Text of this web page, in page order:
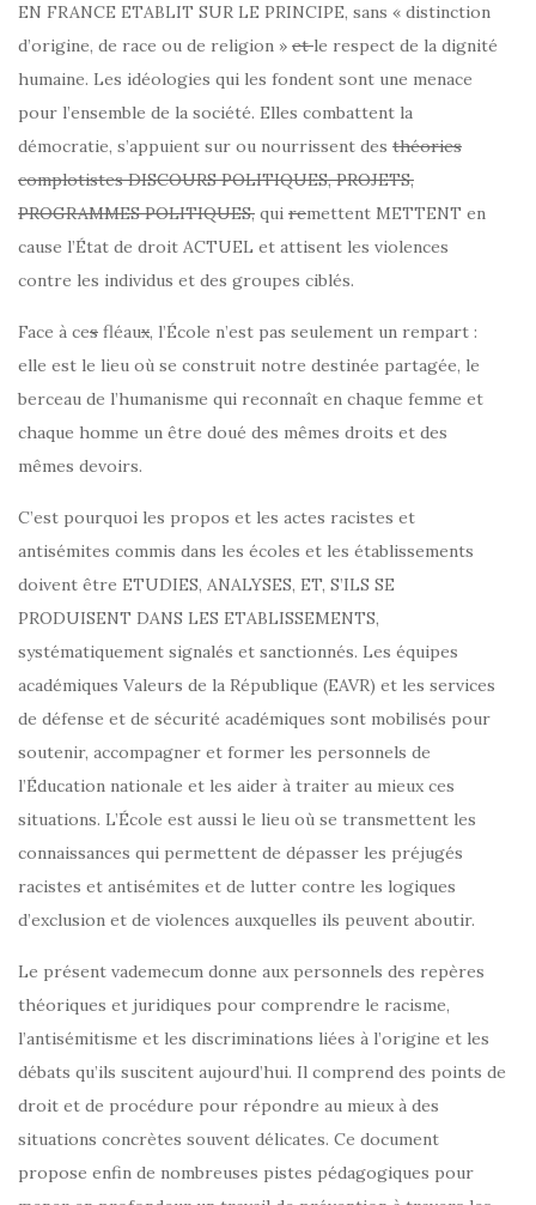
EN FRANCE ETABLIT SUR LE PRINCIPE, sans « distinction
d’origine, de race ou de religion » et le respect de la dignité
humaine. Les idéologies qui les fondent sont une menace
pour l’ensemble de la société. Elles combattent la
démocratie, s’appuient sur ou nourrissent des théories
complotistes DISCOURS POLITIQUES, PROJETS,
PROGRAMMES POLITIQUES, qui remettent METTENT en
cause l’État de droit ACTUEL et attisent les violences
contre les individus et des groupes ciblés.
Face à ces fléaux, l’École n’est pas seulement un rempart :
elle est le lieu où se construit notre destinée partagée, le
berceau de l’humanisme qui reconnaît en chaque femme et
chaque homme un être doué des mêmes droits et des
mêmes devoirs.
C’est pourquoi les propos et les actes racistes et
antisémites commis dans les écoles et les établissements
doivent être ETUDIES, ANALYSES, ET, S’ILS SE
PRODUISENT DANS LES ETABLISSEMENTS,
systématiquement signalés et sanctionnés. Les équipes
académiques Valeurs de la République (EAVR) et les services
de défense et de sécurité académiques sont mobilisés pour
soutenir, accompagner et former les personnels de
l’Éducation nationale et les aider à traiter au mieux ces
situations. L’École est aussi le lieu où se transmettent les
connaissances qui permettent de dépasser les préjugés
racistes et antisémites et de lutter contre les logiques
d’exclusion et de violences auxquelles ils peuvent aboutir.
Le présent vademecum donne aux personnels des repères
théoriques et juridiques pour comprendre le racisme,
l’antisémitisme et les discriminations liées à l’origine et les
débats qu’ils suscitent aujourd’hui. Il comprend des points de
droit et de procédure pour répondre au mieux à des
situations concrètes souvent délicates. Ce document
propose enfin de nombreuses pistes pédagogiques pour